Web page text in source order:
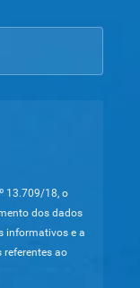
13.709/18, o
dos dados
informativos e a
referentes ao